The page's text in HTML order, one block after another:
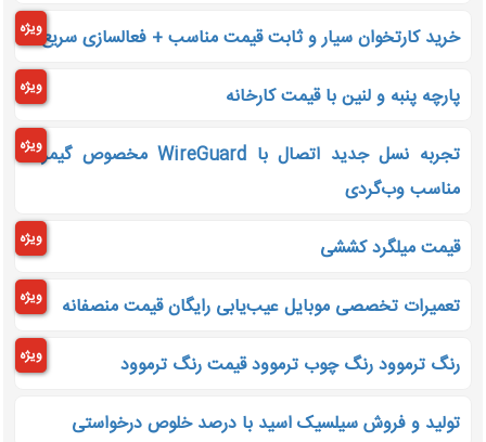
خرید کارتخوان سیار و ثابت قیمت مناسب + فعالسازی سریعویژه
پارچه پنبه و لنین با قیمت کارخانه ویژه
تجربه نسل جدید اتصال با WireGuard مخصوص گیمرها
مناسب وب‌گردی
ویژه
قیمت میلگرد کششی ویژه
تعمیرات تخصصی موبایل عیب‌یابی رایگان قیمت منصفانه ویژه
رنگ ترموود رنگ چوب ترموود قیمت رنگ ترموود ویژه
تولید و فروش سیلسیک اسید با درصد خلوص درخواستی